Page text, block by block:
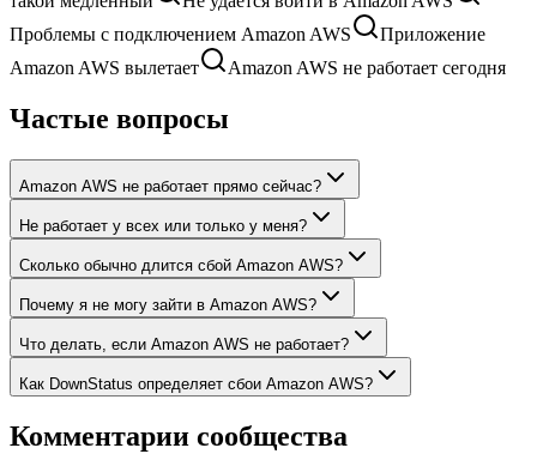
Проблемы с подключением Amazon AWS
Приложение
Amazon AWS вылетает
Amazon AWS не работает сегодня
Частые вопросы
Amazon AWS не работает прямо сейчас?
Не работает у всех или только у меня?
Сколько обычно длится сбой Amazon AWS?
Почему я не могу зайти в Amazon AWS?
Что делать, если Amazon AWS не работает?
Как DownStatus определяет сбои Amazon AWS?
Комментарии сообщества